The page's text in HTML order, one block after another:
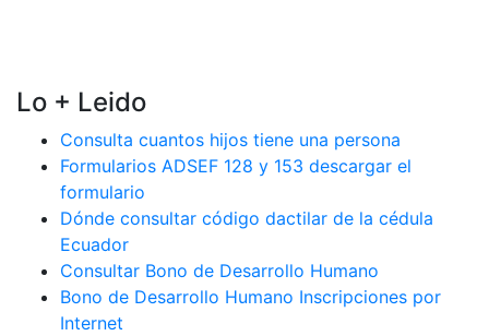
Lo + Leido
Consulta cuantos hijos tiene una persona
Formularios ADSEF 128 y 153 descargar el
formulario
Dónde consultar código dactilar de la cédula
Ecuador
Consultar Bono de Desarrollo Humano
Bono de Desarrollo Humano Inscripciones por
Internet